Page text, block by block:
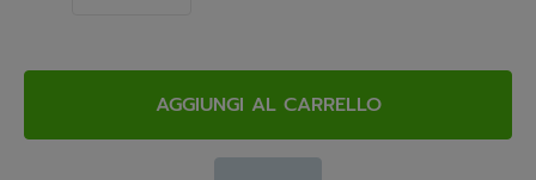
AGGIUNGI AL CARRELLO